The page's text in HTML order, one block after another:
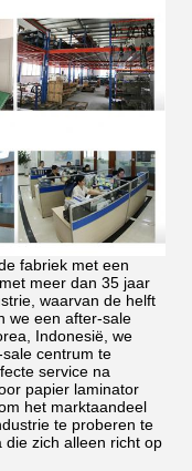
fabriek met een
meer dan 35 jaar
waarvan de helft
we een after-sale
Indonesië, we
centrum te
service na
papier laminator
het marktaandeel
te proberen te
zich alleen richt op